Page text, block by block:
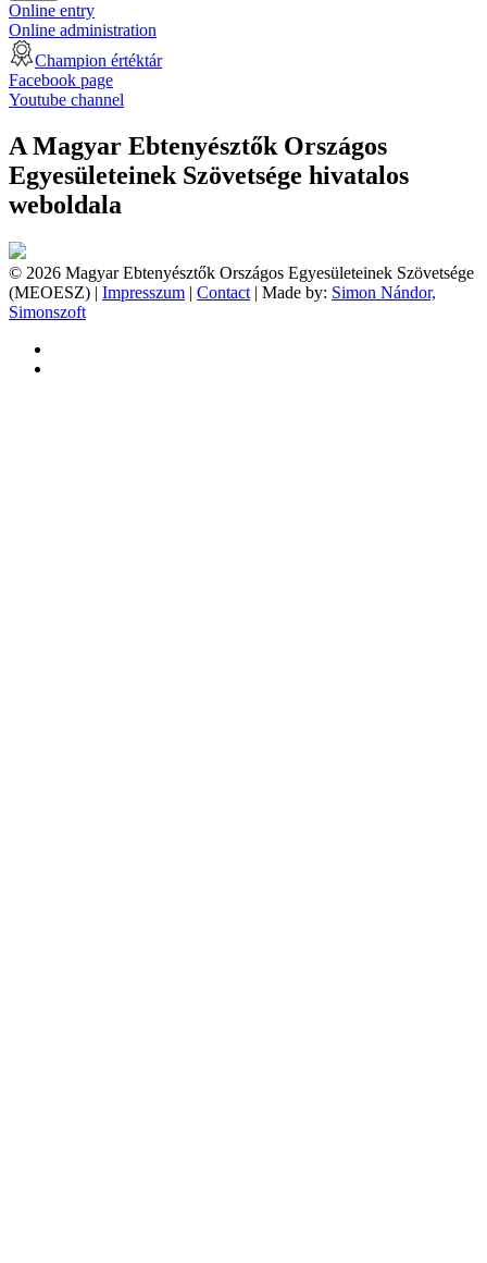
Online entry
Online administration
Champion értéktár
Facebook page
Youtube channel
A Magyar Ebtenyésztők Országos
Egyesületeinek Szövetsége hivatalos
weboldala
© 2026 Magyar Ebtenyésztők Országos Egyesületeinek Szövetsége
(MEOESZ) | Impresszum | Contact | Made by: Simon Nándor,
Simonszoft